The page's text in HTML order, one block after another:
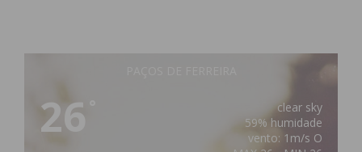
26
clear sky
59% humidade
vento: 1m/s O